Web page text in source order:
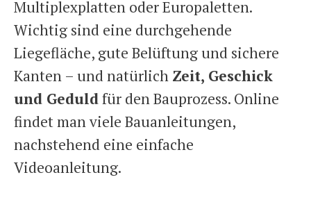
Multiplexplatten oder Europaletten.
Wichtig sind eine durchgehende
Liegefläche, gute Belüftung und sichere
Kanten – und natürlich Zeit, Geschick
und Geduldfür den Bauprozess. Online
findet man viele Bauanleitungen,
nachstehend eine einfache
Videoanleitung.